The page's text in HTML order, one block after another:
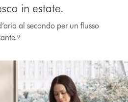
in estate.
al secondo per un flusso